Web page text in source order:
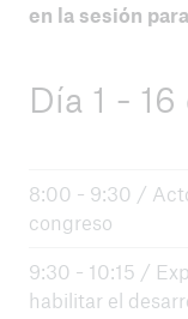
en la sesión
Día 1 -
8:00 - 9:30 /
congreso
9:30 - 10:15 /
habilitar el